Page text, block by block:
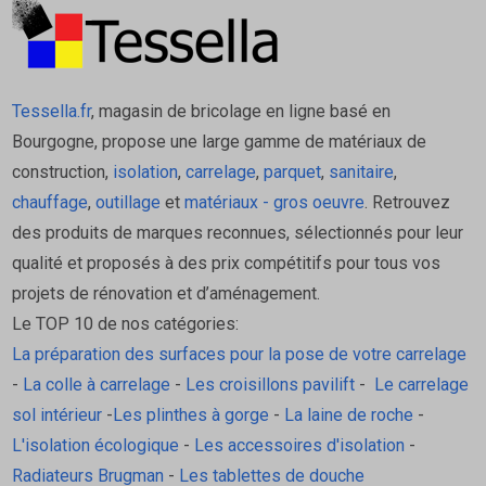
Tessella.fr, magasin de bricolage en ligne basé en
Bourgogne, propose une large gamme de matériaux de
construction, isolation, carrelage, parquet, sanitaire,
chauffage, outillage et matériaux - gros oeuvre. Retrouvez
des produits de marques reconnues, sélectionnés pour leur
qualité et proposés à des prix compétitifs pour tous vos
projets de rénovation et d’aménagement.
Le TOP 10 de nos catégories:
La préparation des surfaces pour la pose de votre carrelage
- La colle à carrelage - Les croisillons pavilift- Le carrelage
sol intérieur-Les plinthes à gorge - La laine de roche -
L'isolation écologique - Les accessoires d'isolation -
Radiateurs Brugman - Les tablettes de douche